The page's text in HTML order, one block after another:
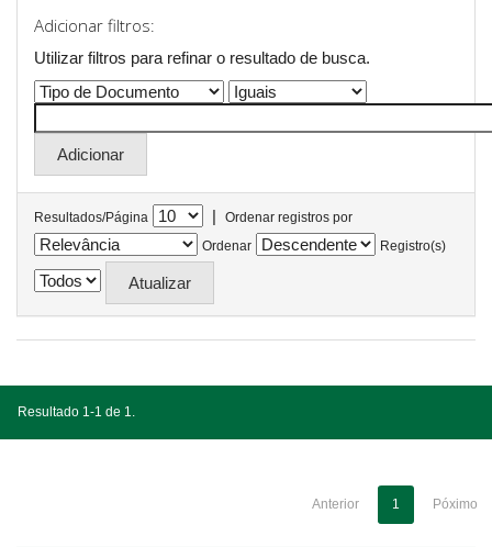
Adicionar filtros:
Utilizar filtros para refinar o resultado de busca.
Resultados/Página |
Ordenar registros por
Ordenar
Registro(s)
Resultado 1-1 de 1.
Anterior 1 Póximo